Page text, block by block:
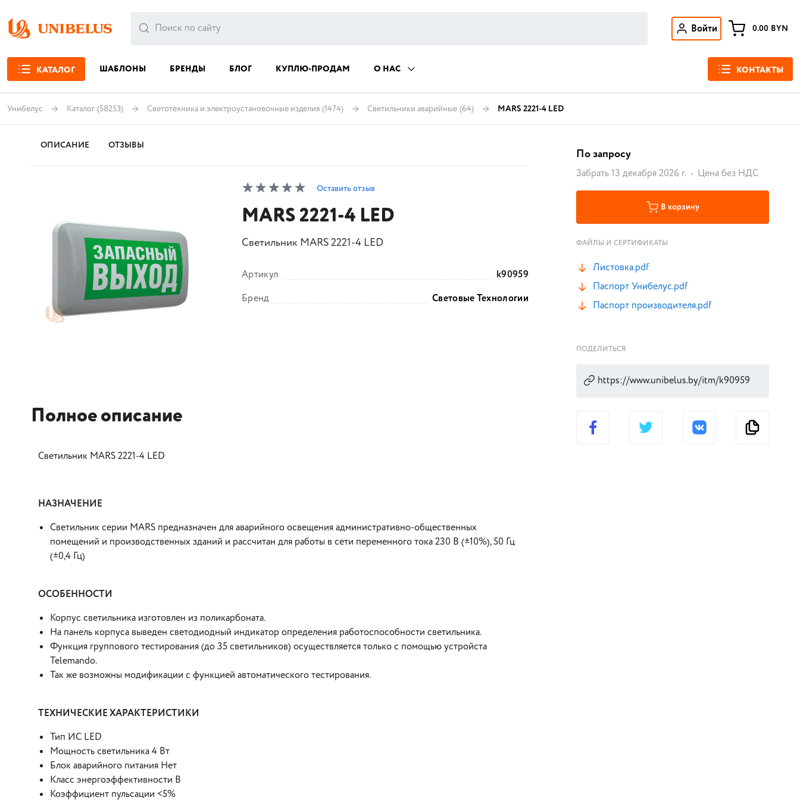
Войти 0.00 BYN
КАТАЛОГ ШАБЛОНЫ БРЕНДЫ БЛОГ КУПЛЮ-ПРОДАМ О НАС КОНТАКТЫ
Унибелус Каталог (58253) Светотехника и электроустановочные изделия (1474) Светильники аварийные (64) MARS 2221-4 LED
ОПИСАНИЕ ОТЗЫВЫ
Оставить отзыв
MARS 2221-4 LED
Светильник MARS 2221-4 LED
Артикул
k90959
Бренд
Световые Технологии
Полное описание
Светильник MARS 2221-4 LED
НАЗНАЧЕНИЕ
Светильник серии MARS предназначен для аварийного освещения административно-общественных
помещений и производственных зданий и рассчитан для работы в сети переменного тока 230 В (±10%), 50 Гц
(±0,4 Гц)
ОСОБЕННОСТИ
Корпус светильника изготовлен из поликарбоната.
На панель корпуса выведен светодиодный индикатор определения работоспособности светильника.
Функция группового тестирования (до 35 светильников) осуществляется только с помощью устройста
Telemando.
Так же возможны модификации с функцией автоматического тестирования.
ТЕХНИЧЕСКИЕ ХАРАКТЕРИСТИКИ
Тип ИС LED
Мощность светильника 4 Вт
Блок аварийного питания Нет
Класс энергоэффективности B
Коэффициент пульсации <5%
По запросу
Забрать 13 декабря 2026 г. Цена без НДС
В корзину
ФАЙЛЫ И СЕРТИФИКАТЫ
Листовка.pdf
Паспорт Унибелус.pdf
Паспорт производителя.pdf
ПОДЕЛИТЬСЯ